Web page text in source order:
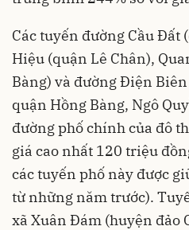
Các tuyến đường Cầu Đất
Hiệu (quận Lê Chân),
Bàng) và đường Điện
quận Hồng Bàng, Ngô
đường phố chính của đô
giá cao nhất 120 triệu
các tuyến phố này được
từ những năm trước).
xã Xuân Đám (huyện đảo